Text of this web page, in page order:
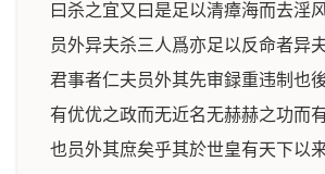
曰杀之宜又曰是足以清瘴海而去淫
员外异夫杀三人爲亦足以反命者异
君事者仁夫员外其先审録重违制也
有优优之政而无近名无赫赫之功而
也员外其庶矣乎其於世皇有天下以